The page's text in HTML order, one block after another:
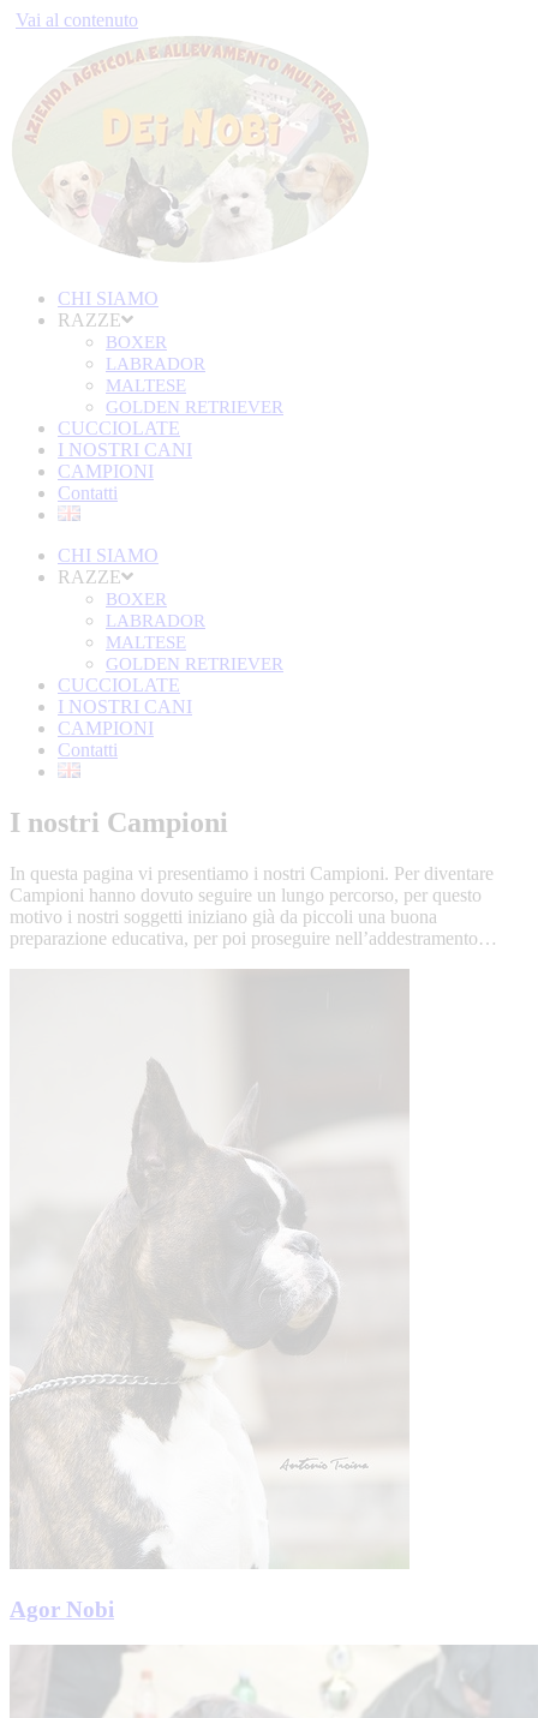
Vai al contenuto
CHI SIAMO
RAZZE
BOXER
LABRADOR
MALTESE
GOLDEN RETRIEVER
CUCCIOLATE
I NOSTRI CANI
CAMPIONI
Contatti
CHI SIAMO
RAZZE
BOXER
LABRADOR
MALTESE
GOLDEN RETRIEVER
CUCCIOLATE
I NOSTRI CANI
CAMPIONI
Contatti
I nostri Campioni
In questa pagina vi presentiamo i nostri Campioni. Per diventare
Campioni hanno dovuto seguire un lungo percorso, per questo
motivo i nostri soggetti iniziano già da piccoli una buona
preparazione educativa, per poi proseguire nell’addestramento…
Agor Nobi